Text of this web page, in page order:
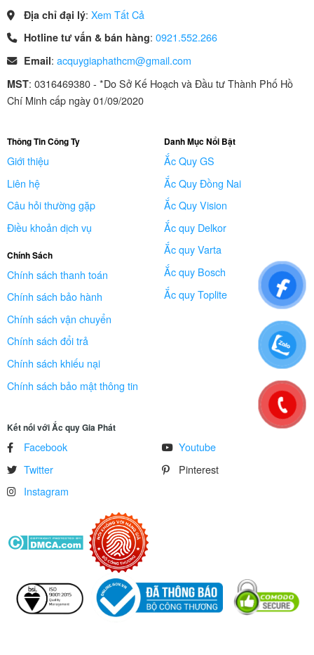
Địa chỉ đại lý: Xem Tất Cả
Hotline tư vấn & bán hàng: 0921.552.266
Email: acquygiaphathcm@gmail.com
MST: 0316469380 - *Do Sở Kế Hoạch và Đầu tư Thành Phố Hồ
Chí Minh cấp ngày 01/09/2020
Thông Tin Công Ty
Giới thiệu
Liên hệ
Câu hỏi thường gặp
Điều khoản dịch vụ
Chính Sách
Chính sách thanh toán
Chính sách bảo hành
Chính sách vận chuyển
Chính sách đổi trả
Chính sách khiếu nại
Chính sách bảo mật thông tin
Danh Mục Nổi Bật
Ắc Quy GS
Ắc Quy Đồng Nai
Ắc Quy Vision
Ắc quy Delkor
Ắc quy Varta
Ắc quy Bosch
Ắc quy Toplite
Kết nối với Ắc quy Gia Phát
Facebook
Twitter
Instagram
Youtube
Pinterest